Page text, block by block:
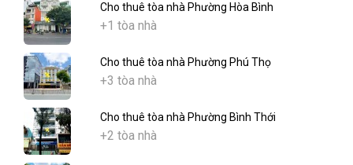
Cho thuê tòa nhà Phường Hòa Bình
+1 tòa nhà
Cho thuê tòa nhà Phường Phú Thọ
+3 tòa nhà
Cho thuê tòa nhà Phường Bình Thới
+2 tòa nhà